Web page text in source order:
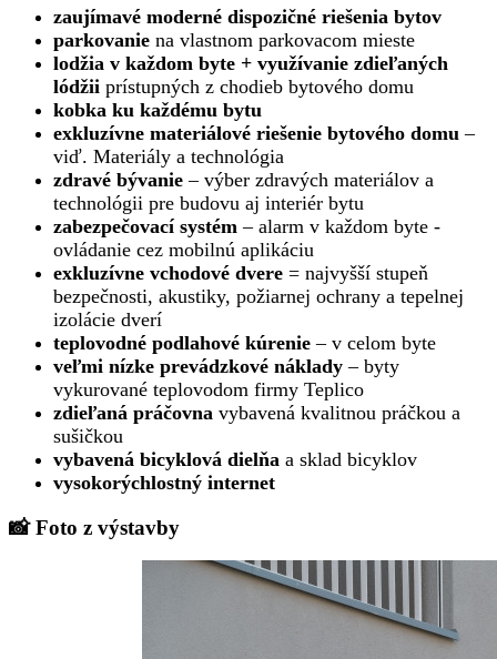
zaujímavé moderné dispozičné riešenia bytov
parkovanie na vlastnom parkovacom mieste
lodžia v každom byte + využívanie zdieľaných
lódžii prístupných z chodieb bytového domu
kobka ku každému bytu
exkluzívne materiálové riešenie bytového domu–
viď. Materiály a technológia
zdravé bývanie– výber zdravých materiálov a
technológii pre budovu aj interiér bytu
zabezpečovací systém – alarm v každom byte -
ovládanie cez mobilnú aplikáciu
exkluzívne vchodové dvere = najvyšší stupeň
bezpečnosti, akustiky, požiarnej ochrany a tepelnej
izolácie dverí
teplovodné podlahové kúrenie– v celom byte
veľmi nízke prevádzkové náklady – byty
vykurované teplovodom firmy Teplico
zdieľaná práčovna vybavená kvalitnou práčkou a
sušičkou
vybavená bicyklová dielňa a sklad bicyklov
vysokorýchlostný internet
📸 Foto z výstavby